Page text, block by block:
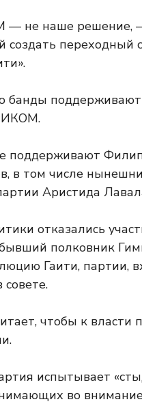
не наше решение, —
переходный
банды
поддерживают
в том числе
Аристида
отказались
полковник
Гаити, партии,
чтобы к власти
испытывает
во